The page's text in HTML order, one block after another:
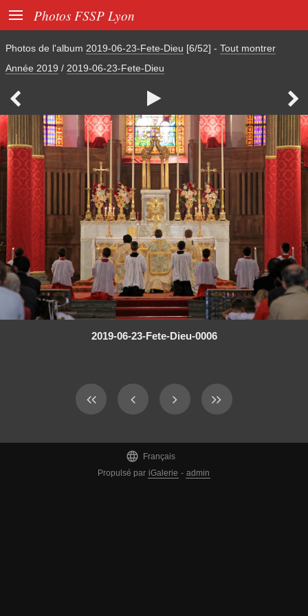
 Photos FSSP Lyon
Photos de l'album 2019-06-23-Fete-Dieu [6/52] - Tout montrer
Année 2019 / 2019-06-23-Fete-Dieu
  
2019-06-23-Fete-Dieu-0006

Français
Propulsé par iGalerie - admin